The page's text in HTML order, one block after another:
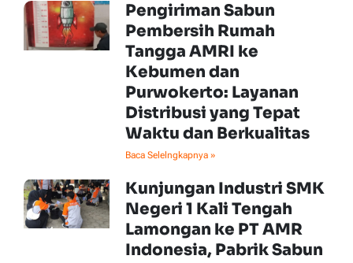
Pengiriman Sabun
Pembersih Rumah
Tangga AMRI ke
Kebumen dan
Purwokerto: Layanan
Distribusi yang Tepat
Waktu dan Berkualitas
Baca Selelngkapnya »
Kunjungan Industri SMK
Negeri 1 Kali Tengah
Lamongan ke PT AMR
Indonesia, Pabrik Sabun